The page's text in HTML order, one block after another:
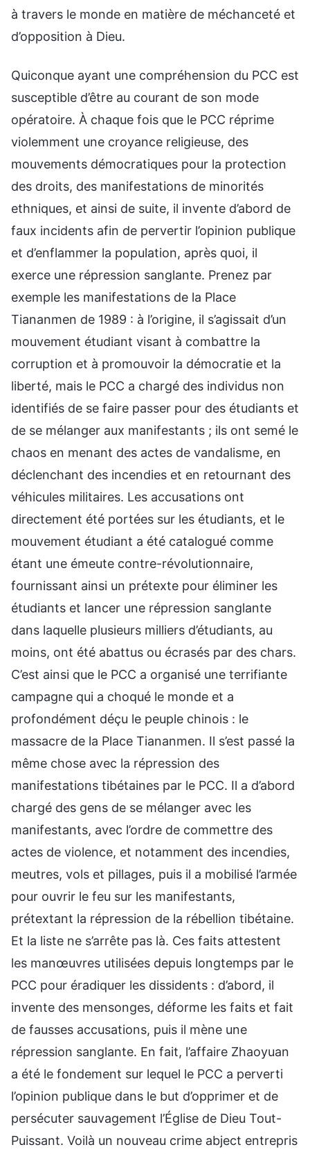
à travers le monde en matière de méchanceté et
d’opposition à Dieu.
Quiconque ayant une compréhension du PCC est
susceptible d’être au courant de son mode
opératoire. À chaque fois que le PCC réprime
violemment une croyance religieuse, des
mouvements démocratiques pour la protection
des droits, des manifestations de minorités
ethniques, et ainsi de suite, il invente d’abord de
faux incidents afin de pervertir l’opinion publique
et d’enflammer la population, après quoi, il
exerce une répression sanglante. Prenez par
exemple les manifestations de la Place
Tiananmen de 1989 : à l’origine, il s’agissait d’un
mouvement étudiant visant à combattre la
corruption et à promouvoir la démocratie et la
liberté, mais le PCC a chargé des individus non
identifiés de se faire passer pour des étudiants et
de se mélanger aux manifestants ; ils ont semé le
chaos en menant des actes de vandalisme, en
déclenchant des incendies et en retournant des
véhicules militaires. Les accusations ont
directement été portées sur les étudiants, et le
mouvement étudiant a été catalogué comme
étant une émeute contre-révolutionnaire,
fournissant ainsi un prétexte pour éliminer les
étudiants et lancer une répression sanglante
dans laquelle plusieurs milliers d’étudiants, au
moins, ont été abattus ou écrasés par des chars.
C’est ainsi que le PCC a organisé une terrifiante
campagne qui a choqué le monde et a
profondément déçu le peuple chinois : le
massacre de la Place Tiananmen. Il s’est passé la
même chose avec la répression des
manifestations tibétaines par le PCC. Il a d’abord
chargé des gens de se mélanger avec les
manifestants, avec l’ordre de commettre des
actes de violence, et notamment des incendies,
meutres, vols et pillages, puis il a mobilisé l’armée
pour ouvrir le feu sur les manifestants,
prétextant la répression de la rébellion tibétaine.
Et la liste ne s’arrête pas là. Ces faits attestent
les manœuvres utilisées depuis longtemps par le
PCC pour éradiquer les dissidents : d’abord, il
invente des mensonges, déforme les faits et fait
de fausses accusations, puis il mène une
répression sanglante. En fait, l’affaire Zhaoyuan
a été le fondement sur lequel le PCC a perverti
l’opinion publique dans le but d’opprimer et de
persécuter sauvagement l’Église de Dieu Tout-
Puissant. Voilà un nouveau crime abject entrepris